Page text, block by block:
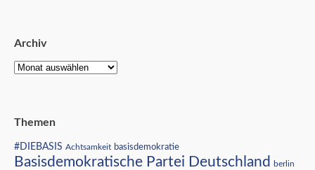
Archiv
Themen
#DIEBASIS Achtsamkeit basisdemokratie
Basisdemokratische Partei Deutschland berlin